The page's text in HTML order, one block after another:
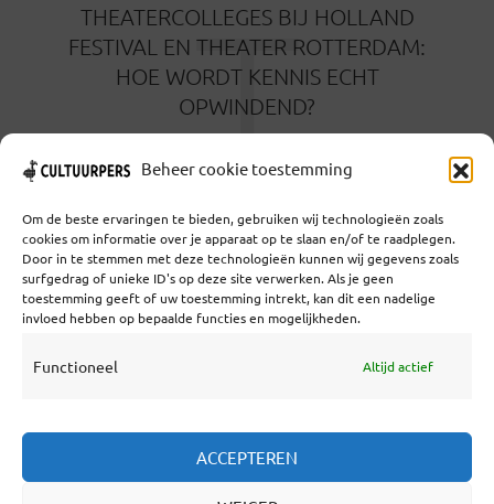
Beheer cookie toestemming
Om de beste ervaringen te bieden, gebruiken wij technologieën zoals
cookies om informatie over je apparaat op te slaan en/of te raadplegen.
Door in te stemmen met deze technologieën kunnen wij gegevens zoals
surfgedrag of unieke ID's op deze site verwerken. Als je geen
toestemming geeft of uw toestemming intrekt, kan dit een nadelige
invloed hebben op bepaalde functies en mogelijkheden.
Functioneel Altijd actief
ACCEPTEREN
THEATERCOLLEGES BIJ HOLLAND
FESTIVAL EN THEATER ROTTERDAM:
HOE WORDT KENNIS ECHT
OPWINDEND?
T
Coöperatief Cultureel Persbureau U.A. | Salzburg 29 |
3524KS Utrecht | KvK: 55573592 |Btw: